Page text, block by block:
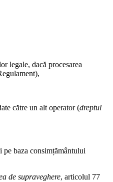
legale, dacă procesarea
către un alt operator (dreptul
pe baza consimțământului
de supraveghere, articolul 77